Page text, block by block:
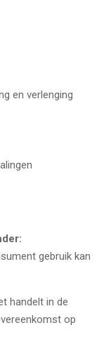
en verlenging
gebruik kan
handelt in de
op